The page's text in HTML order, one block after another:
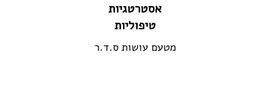
אסטרטגיות
טיפוליות
מטעם עושות ס.ד.ר